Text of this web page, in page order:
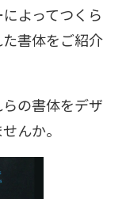
よってつくら
書体をご紹介
の書体をデザ
んか。